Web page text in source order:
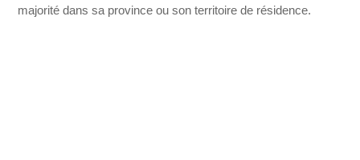
majorité dans sa province ou son territoire de résidence.